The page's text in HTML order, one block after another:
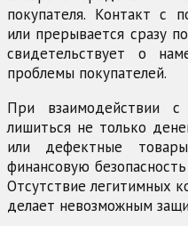
покупателя. Контакт с
или прерывается сразу
свидетельствует о
проблемы покупателей.
При взаимодействии
лишиться не только
или дефектные
финансовую
Отсутствие легитимных
делает невозможным